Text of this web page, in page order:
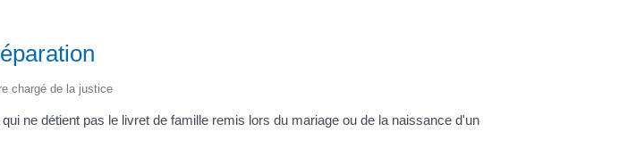
chargé de la justice
ne détient pas le livret de famille remis lors du mariage ou de la naissance d'un